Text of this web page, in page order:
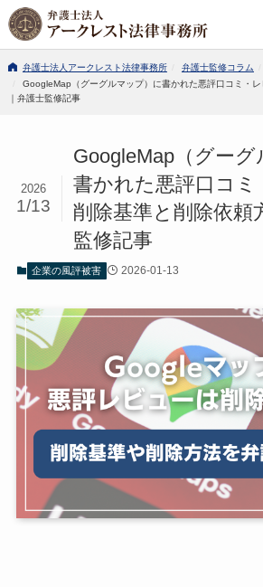
弁護士法人アークレスト法律事務所 弁護士監修コラム
GoogleMap（グーグルマップ）に書かれた悪評口コミ・
｜弁護士監修記事
GoogleMap（グー
書かれた悪評口コミ
削除基準と削除依頼
監修記事
2026
1/13
企業の風評被害 2026-01-13